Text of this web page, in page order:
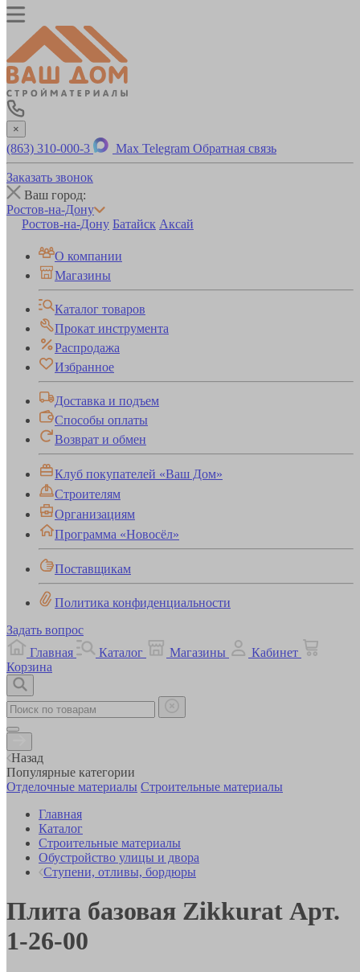
×
(863) 310-000-3 Max Telegram Обратная связь
Заказать звонок
Ваш город:
Ростов-на-Дону
Ростов-на-Дону Батайск Аксай
О компании
Магазины
Каталог товаров
Прокат инструмента
Распродажа
Избранное
Доставка и подъем
Способы оплаты
Возврат и обмен
Клуб покупателей «Ваш Дом»
Строителям
Организациям
Программа «Новосёл»
Поставщикам
Политика конфиденциальности
Задать вопрос
Главная
Каталог Магазины
Кабинет
Корзина
Назад
Популярные категории
Отделочные материалы Строительные материалы
Главная
Каталог
Строительные материалы
Обустройство улицы и двора
Ступени, отливы, бордюры
Плита базовая Zikkurat Арт.
1-26-00